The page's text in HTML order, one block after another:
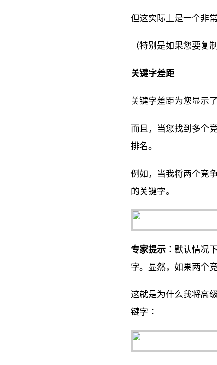
但这实际上是一个非
（特别是如果您要复
关键字差距
关键字差距为您显示
而且，当您找到多个
排名。
例如，当我将两个竞
的关键字。
专家提示： 默认情况
字。显然，如果两个
这就是为什么我将高
键字：